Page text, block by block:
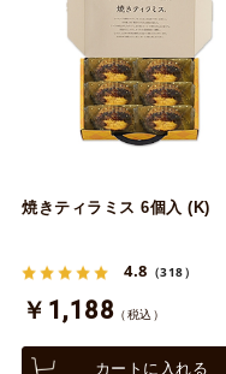
焼きティラミス 6個入 (K)
4.8 （318）
￥1,188 （税込）
カートに入れる